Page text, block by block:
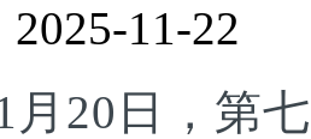
11-22
月20日，第